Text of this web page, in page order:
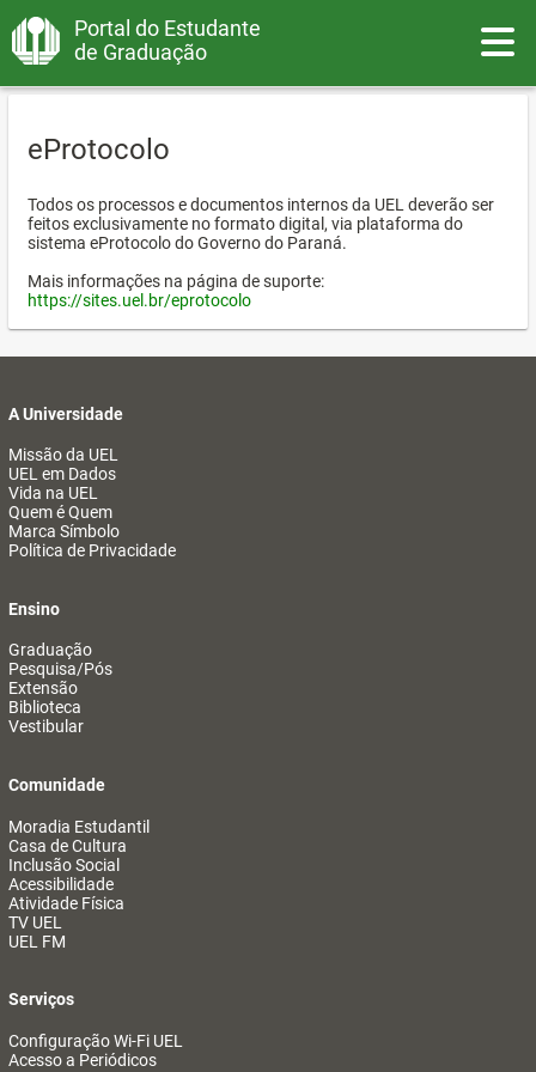
Portal do Estudante
de Graduação
eProtocolo
Todos os processos e documentos internos da UEL deverão ser
feitos exclusivamente no formato digital, via plataforma do
sistema eProtocolo do Governo do Paraná.
Mais informações na página de suporte:
https://sites.uel.br/eprotocolo
A Universidade
Missão da UEL
UEL em Dados
Vida na UEL
Quem é Quem
Marca Símbolo
Política de Privacidade
Ensino
Graduação
Pesquisa/Pós
Extensão
Biblioteca
Vestibular
Comunidade
Moradia Estudantil
Casa de Cultura
Inclusão Social
Acessibilidade
Atividade Física
TV UEL
UEL FM
Serviços
Configuração Wi-Fi UEL
Acesso a Periódicos